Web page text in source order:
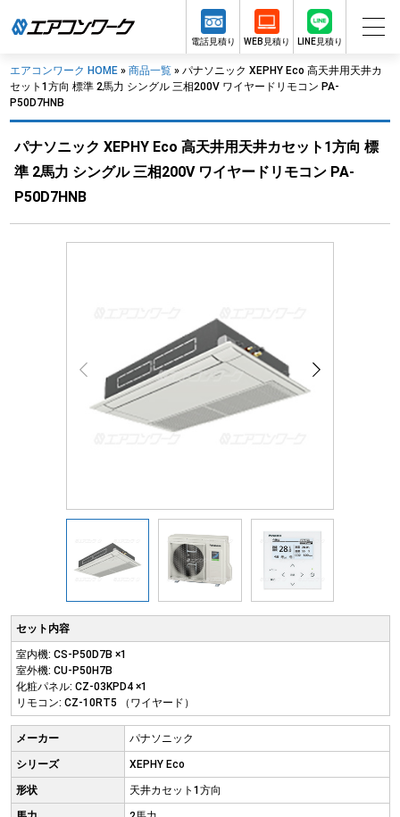
電話見積り WEB見積り LINE見積り
エアコンワーク HOME » 商品一覧 » パナソニック XEPHY Eco 高天井用天井カ
セット1方向 標準 2馬力 シングル 三相200V ワイヤードリモコン PA-
P50D7HNB
パナソニック XEPHY Eco 高天井用天井カセット1方向 標
準 2馬力 シングル 三相200V ワイヤードリモコン PA-
P50D7HNB
セット内容
室内機: CS-P50D7B ×1
室外機: CU-P50H7B
化粧パネル: CZ-03KPD4 ×1
リモコン: CZ-10RT5 （ワイヤード）
メーカー パナソニック
シリーズ XEPHY Eco
形状 天井カセット1方向